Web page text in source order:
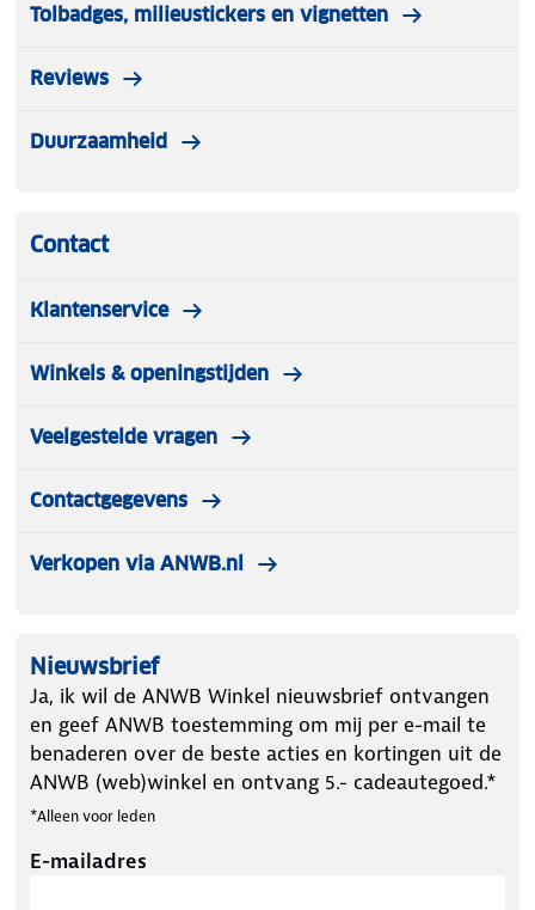
Tolbadges, milieustickers en vignetten
Reviews
Duurzaamheid
Contact
Klantenservice
Winkels & openingstijden
Veelgestelde vragen
Contactgegevens
Verkopen via ANWB.nl
Nieuwsbrief
Ja, ik wil de ANWB Winkel nieuwsbrief ontvangen
en geef ANWB toestemming om mij per e-mail te
benaderen over de beste acties en kortingen uit de
ANWB (web)winkel en ontvang 5.- cadeautegoed.*
*Alleen voor leden
E-mailadres